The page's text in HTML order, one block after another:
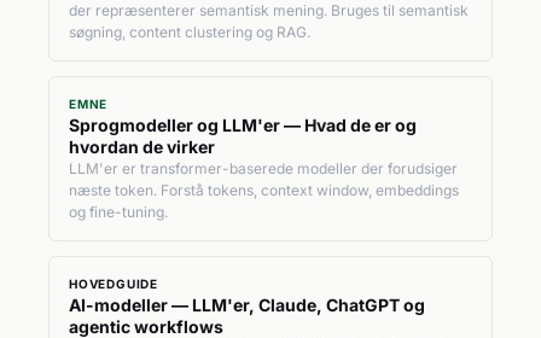
der repræsenterer semantisk mening. Bruges til semantisk
søgning, content clustering og RAG.
EMNE
Sprogmodeller og LLM'er — Hvad de er og
hvordan de virker
LLM'er er transformer-baserede modeller der forudsiger
næste token. Forstå tokens, context window, embeddings
og fine-tuning.
HOVEDGUIDE
AI-modeller — LLM'er, Claude, ChatGPT og
agentic workflows